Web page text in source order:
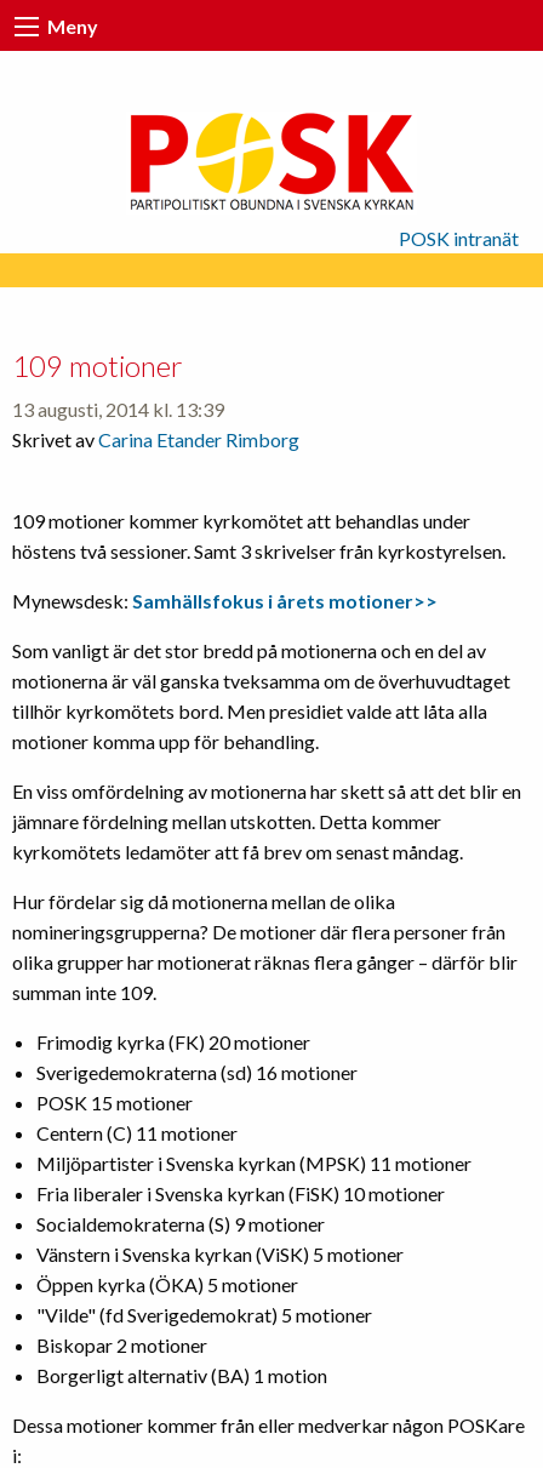
Meny
POSK intranät
109 motioner
13 augusti, 2014 kl. 13:39
Skrivet avCarina Etander Rimborg
109 motioner kommer kyrkomötet att behandlas under
höstens två sessioner. Samt 3 skrivelser från kyrkostyrelsen.
Mynewsdesk: Samhällsfokus i årets motioner>>
Som vanligt är det stor bredd på motionerna och en del av
motionerna är väl ganska tveksamma om de överhuvudtaget
tillhör kyrkomötets bord. Men presidiet valde att låta alla
motioner komma upp för behandling.
En viss omfördelning av motionerna har skett så att det blir en
jämnare fördelning mellan utskotten. Detta kommer
kyrkomötets ledamöter att få brev om senast måndag.
Hur fördelar sig då motionerna mellan de olika
nomineringsgrupperna? De motioner där flera personer från
olika grupper har motionerat räknas flera gånger – därför blir
summan inte 109.
Frimodig kyrka (FK) 20 motioner
Sverigedemokraterna (sd) 16 motioner
POSK 15 motioner
Centern (C) 11 motioner
Miljöpartister i Svenska kyrkan (MPSK) 11 motioner
Fria liberaler i Svenska kyrkan (FiSK) 10 motioner
Socialdemokraterna (S) 9 motioner
Vänstern i Svenska kyrkan (ViSK) 5 motioner
Öppen kyrka (ÖKA) 5 motioner
"Vilde" (fd Sverigedemokrat) 5 motioner
Biskopar 2 motioner
Borgerligt alternativ (BA) 1 motion
Dessa motioner kommer från eller medverkar någon POSKare
i: